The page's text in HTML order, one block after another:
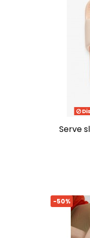
serve
-50%